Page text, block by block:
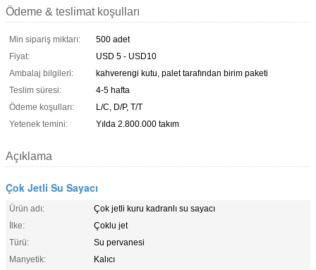
Ödeme & teslimat koşulları
Min sipariş miktarı:
500 adet
Fiyat:
USD 5 - USD10
Ambalaj bilgileri:
kahverengi kutu, palet tarafından birim paketi
Teslim süresi:
4-5 hafta
Ödeme koşulları:
L/C, D/P, T/T
Yetenek temini:
Yılda 2.800.000 takım
Açıklama
Çok Jetli Su Sayacı
Ürün adı:
Çok jetli kuru kadranlı su sayacı
İlke:
Çoklu jet
Türü:
Su pervanesi
Manyetik:
Kalıcı